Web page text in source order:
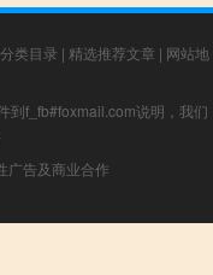
类目录 | 精选推荐文章 | 网站地
到f_fb#foxmail.com说明，我们
广告及商业合作